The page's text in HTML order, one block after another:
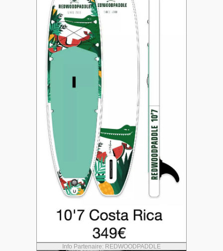
Info Partenaire: REDWOODPADDLE